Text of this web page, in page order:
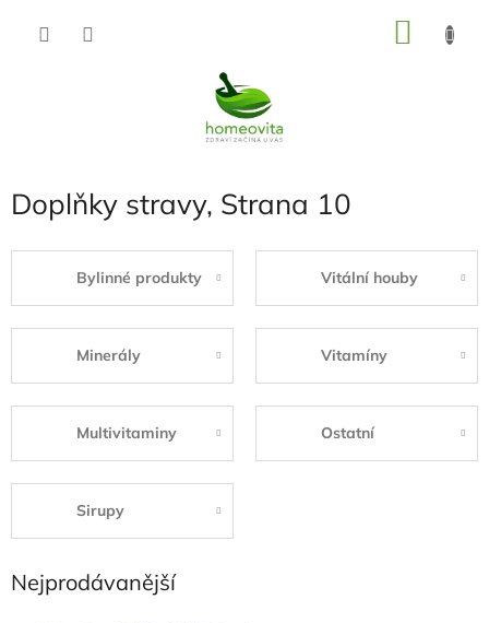
Doplňky stravy, Strana 10
Bylinné produkty Vitální houby
Minerály Vitamíny
Multivitaminy Ostatní
Sirupy
Nejprodávanější